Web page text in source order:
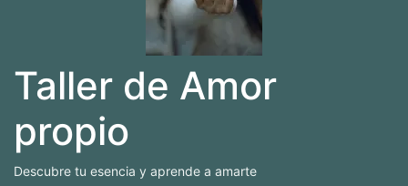
Taller de Amor
propio
Descubre tu esencia y aprende a amarte